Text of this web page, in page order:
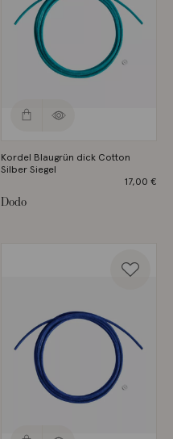
Kordel Blaugrün dick Cotton
Silber Siegel
17,00 €
Dodo